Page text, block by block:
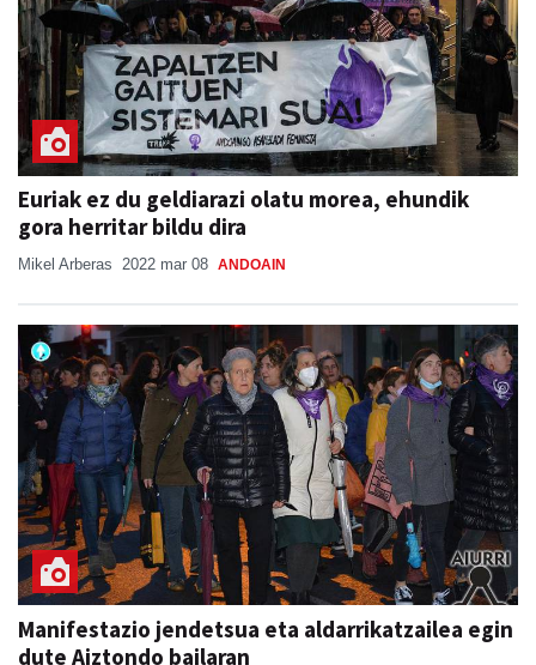
Euriak ez du geldiarazi olatu morea, ehundik
gora herritar bildu dira
Mikel Arberas 2022 mar 08 ANDOAIN
Manifestazio jendetsua eta aldarrikatzailea egin
dute Aiztondo bailaran